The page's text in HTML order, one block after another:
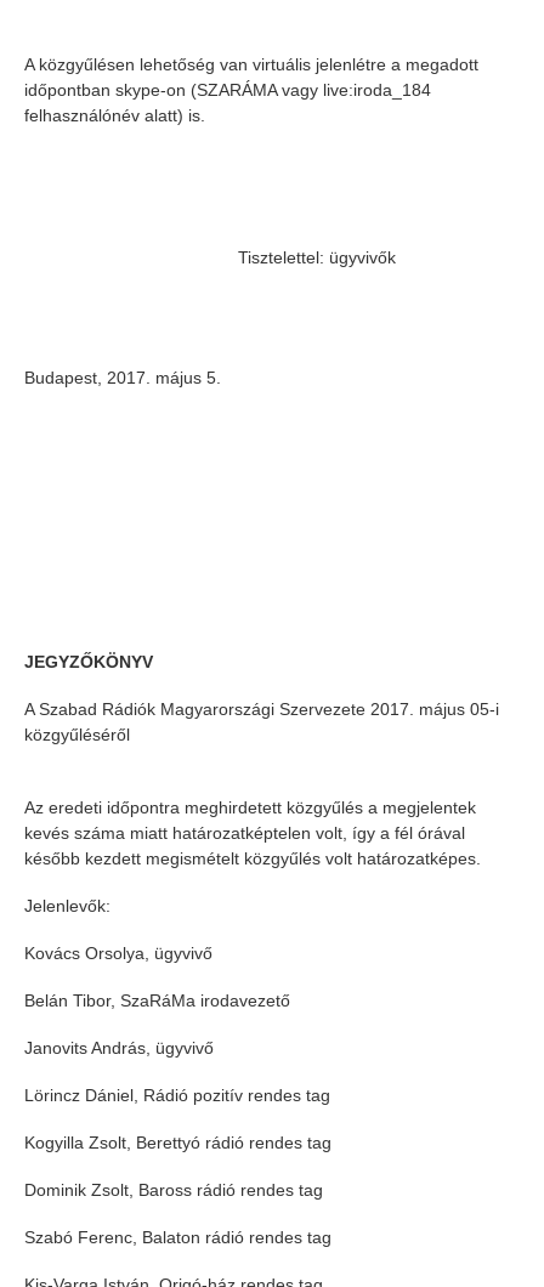
A közgyűlésen lehetőség van virtuális jelenlétre a megadott
időpontban skype-on (SZARÁMA vagy live:iroda_184
felhasználónév alatt) is.
Tisztelettel: ügyvivők
Budapest, 2017. május 5.
JEGYZŐKÖNYV
A Szabad Rádiók Magyarországi Szervezete 2017. május 05-i
közgyűléséről
Az eredeti időpontra meghirdetett közgyűlés a megjelentek
kevés száma miatt határozatképtelen volt, így a fél órával
később kezdett megismételt közgyűlés volt határozatképes.
Jelenlevők:
Kovács Orsolya, ügyvivő
Belán Tibor, SzaRáMa irodavezető
Janovits András, ügyvivő
Lörincz Dániel, Rádió pozitív rendes tag
Kogyilla Zsolt, Berettyó rádió rendes tag
Dominik Zsolt, Baross rádió rendes tag
Szabó Ferenc, Balaton rádió rendes tag